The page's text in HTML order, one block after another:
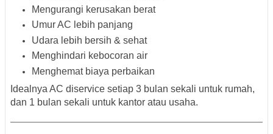
Mengurangi kerusakan berat
Umur AC lebih panjang
Udara lebih bersih & sehat
Menghindari kebocoran air
Menghemat biaya perbaikan
Idealnya AC diservice setiap 3 bulan sekali untuk rumah,
dan 1 bulan sekali untuk kantor atau usaha.